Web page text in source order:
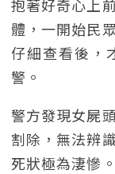
抱著好奇心上
體，一開始民
仔細查看後，
警。
警方發現女屍
割除，無法辨
死狀極為淒慘